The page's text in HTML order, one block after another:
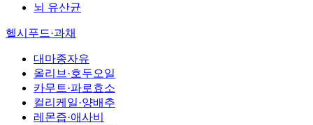
뇌 유산균
헬시푸드·과채
대마종자유
올리브·호두오일
카무트·파로효소
컬리케일·양배추
레몬즙·애사비